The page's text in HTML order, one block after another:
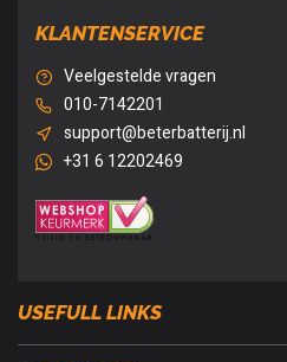
KLANTENSERVICE
Veelgestelde vragen
010-7142201
support@beterbatterij.nl
+31 6 12202469
USEFULL LINKS